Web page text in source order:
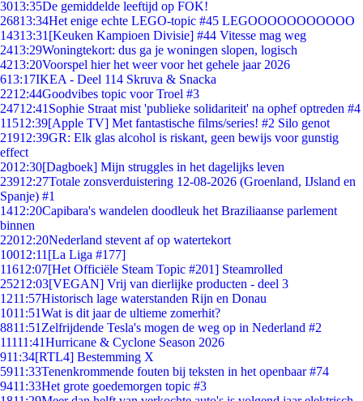
3013:35De gemiddelde leeftijd op FOK!
26813:34Het enige echte LEGO-topic #45 LEGOOOOOOOOOOO
14313:31 [Keuken Kampioen Divisie] #44 Vitesse mag weg
2413:29Woningtekort: dus ga je woningen slopen, logisch
4213:20Voorspel hier het weer voor het gehele jaar 2026
613:17IKEA - Deel 114 Skruva & Snacka
2212:44Goodvibes topic voor Troel #3
24712:41 Sophie Straat mist 'publieke solidariteit' na ophef optreden #4
11512:39[Apple TV] Met fantastische films/series! #2 Silo genot
21912:39GR: Elk glas alcohol is riskant, geen bewijs voor gunstig
effect
2012:30[Dagboek] Mijn struggles in het dagelijks leven
23912:27Totale zonsverduistering 12-08-2026 (Groenland, IJsland en
Spanje) #1
1412:20Capibara's wandelen doodleuk het Braziliaanse parlement
binnen
22012:20Nederland stevent af op watertekort
10012:11 [La Liga #177]
11612:07[Het Officiële Steam Topic #201] Steamrolled
25212:03[VEGAN] Vrij van dierlijke producten - deel 3
1211:57Historisch lage waterstanden Rijn en Donau
1011:51Wat is dit jaar de ultieme zomerhit?
8811:51 Zelfrijdende Tesla's mogen de weg op in Nederland #2
11111:41Hurricane & Cyclone Season 2026
911:34[RTL4] Bestemming X
5911:33Tenenkrommende fouten bij teksten in het openbaar #74
9411:33Het grote goedemorgen topic #3